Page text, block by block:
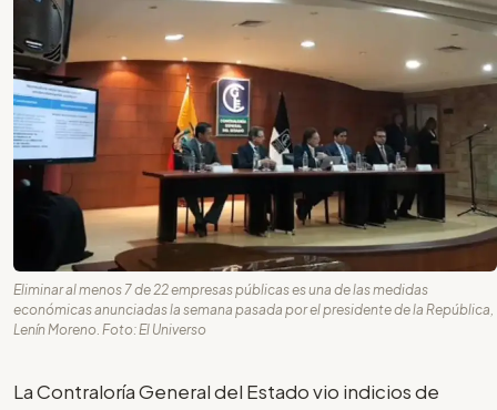
Eliminar al menos 7 de 22 empresas públicas es una de las medidas
económicas anunciadas la semana pasada por el presidente de la República,
Lenín Moreno. Foto: El Universo
La Contraloría General del Estado vio indicios de